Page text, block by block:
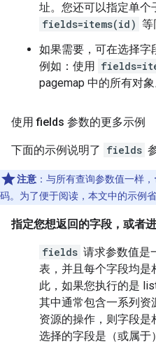
址。您还可以指定单个
fields=items(id) 等
如果需要，可在选择字
例如：使用
pagemap 中的所有对象
使用 fields 参数的更多示例
下面的示例说明了 fields
注意 ：与所有查询参数值一样，
码。为了便于阅读，本文中的示例省
指定您想返回的字段，或者
fields 请求参数值是
表，并且每个字段均是
此，如果您执行的是
其中通常包含一系列资
资源的操作，则字段是
选择的字段是（或属于